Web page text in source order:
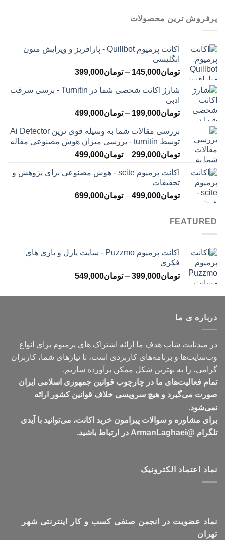
پرفروش ترین محصولات
اکانت پرمیوم Quillbot - پارافریز و ویرایش متون
انگلیسی
تومان145,000
– تومان399,000محدوده
تومان145,000
تومان399,000
شارژ اکانت شخصی شما در Turnitin - برسی سرقت
ادبی
تومان199,000
– تومان499,000محدوده
تومان199,000
تا
تومان499,000
بررسی مقالات شما به وسیله قوی ترین Ai Detector
توسط turnitin - بررسی میزان هوش مصنوعی مقاله
تومان299,000
– تومان499,000محدوده
تومان299,000
تومان499,000
اکانت پرمیوم scite - هوش مصنوعی برای پژوهش و
تحقیقات
تومان499,000
– تومان699,000محدوده
FEATURED
اکانت پرمیوم Puzzmo - سایت پازل و بازی های
فکری
تومان399,000
– تومان549,000محدوده
تومان399,000
درباره ی ما
در میدنایت شاپ هدف ما ارائه اشتراک های پرمیوم برای انواع
وب‌سایت‌ها و برنامه‌های کاربردی است، تا نیازهای شما، کاربران
گرامی، را به بهترین شکل ممکن برآورده سازیم.
تمام فعالیت‌های ما در چارچوب قوانین جمهوری اسلامی ایران
صورت می‌گیرد و هیچ سرویسی خلاف قوانین کشور ارائه
نمی‌شود.
برای مشاوره و سوالات پیرامون خرید اکانت، می‌توانید با آیدی
تلگرام @ArmanLaghaei در ارتباط باشید.
نماد اعتماد الکترونیک
نماد عضویت در انجمن صنفی کسب و کار اینترنتی شهر
تهران